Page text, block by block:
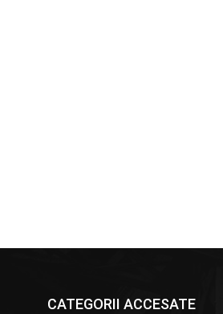
CATEGORII ACCESATE